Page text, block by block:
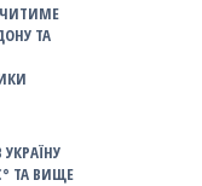
ТА
ТА ВИЩЕ